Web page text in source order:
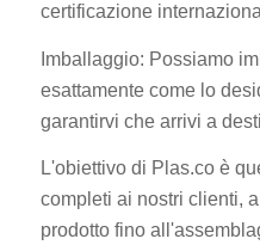
certificazione
Imballaggio: Possiamo
esattamente come lo
garantirvi che arrivi a
L'obiettivo di Plas.co è
completi ai nostri clienti,
prodotto fino